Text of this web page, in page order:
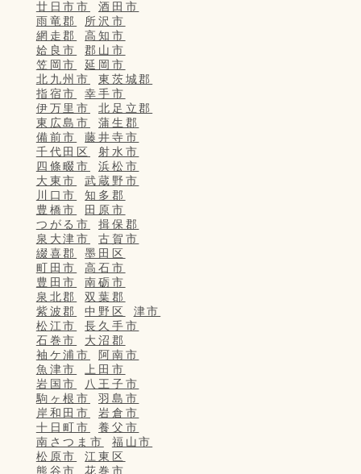
廿日市市
酒田市
雨竜郡
所沢市
網走郡
高知市
姶良市
郡山市
笠岡市
延岡市
北九州市
東茨城郡
指宿市
幸手市
伊万里市
北足立郡
東広島市
蒲生郡
備前市
藤井寺市
千代田区
射水市
四條畷市
浜松市
大東市
武蔵野市
川口市
知多郡
豊橋市
田原市
つがる市
揖保郡
泉大津市
古賀市
綴喜郡
墨田区
町田市
高石市
豊田市
南砺市
泉北郡
双葉郡
紫波郡
中野区
津市
松江市
長久手市
石巻市
大沼郡
袖ケ浦市
阿南市
魚津市
上田市
岩国市
八王子市
駒ヶ根市
羽島市
岸和田市
岩倉市
十日町市
養父市
南さつま市
福山市
松原市
江東区
熊谷市
花巻市